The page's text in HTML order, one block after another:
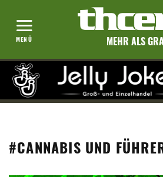
MEHR ALS
#CANNABIS UND